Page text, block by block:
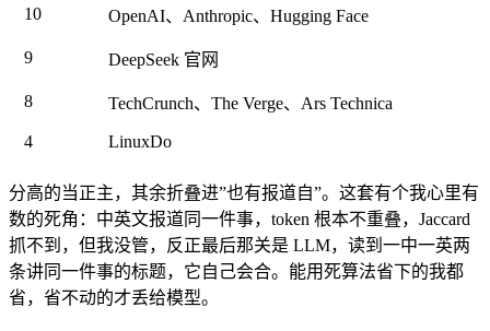
10 OpenAI、Anthropic、Hugging Face
9 DeepSeek 官网
8 TechCrunch、The Verge、Ars Technica
4 LinuxDo
分高的当正主，其余折叠进”也有报道自”。这套有个我心里有
数的死角：中英文报道同一件事，token 根本不重叠，Jaccard
抓不到，但我没管，反正最后那关是 LLM，读到一中一英两
条讲同一件事的标题，它自己会合。能用死算法省下的我都
省，省不动的才丢给模型。